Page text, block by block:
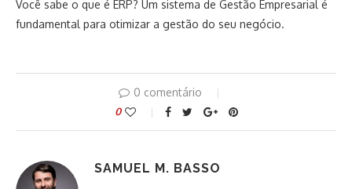
Você sabe o que é ERP? Um sistema de Gestão Empresarial é
fundamental para otimizar a gestão do seu negócio.
0 comentário
0
SAMUEL M. BASSO